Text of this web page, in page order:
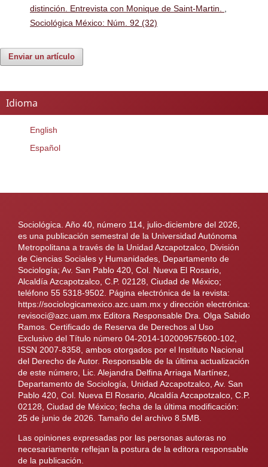
distinción. Entrevista con Monique de Saint-Martin. ,
Sociológica México: Núm. 92 (32)
Enviar un artículo
Idioma
English
Español
Sociológica. Año 40, número 114, julio-diciembre del 2026,
es una publicación semestral de la Universidad Autónoma
Metropolitana a través de la Unidad Azcapotzalco, División
de Ciencias Sociales y Humanidades, Departamento de
Sociología; Av. San Pablo 420, Col. Nueva El Rosario,
Alcaldía Azcapotzalco, C.P. 02128, Ciudad de México;
teléfono 55 5318-9502. Página electrónica de la revista:
https://sociologicamexico.azc.uam.mx y dirección electrónica:
revisoci@azc.uam.mx Editora Responsable Dra. Olga Sabido
Ramos. Certificado de Reserva de Derechos al Uso
Exclusivo del Título número 04-2014-102009575600-102,
ISSN 2007-8358, ambos otorgados por el Instituto Nacional
del Derecho de Autor. Responsable de la última actualización
de este número, Lic. Alejandra Delfina Arriaga Martínez,
Departamento de Sociología, Unidad Azcapotzalco, Av. San
Pablo 420, Col. Nueva El Rosario, Alcaldía Azcapotzalco, C.P.
02128, Ciudad de México; fecha de la última modificación:
25 de junio de 2026. Tamaño del archivo 8.5MB.
Las opiniones expresadas por las personas autoras no
necesariamente reflejan la postura de la editora responsable
de la publicación.